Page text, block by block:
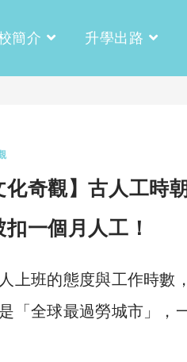
簡介 升學出路
化奇觀】古人工時
扣一個月人工！
上班的態度與工作時數
「全球最過勞城市」，